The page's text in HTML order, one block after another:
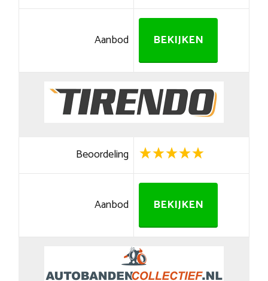
Aanbod BEKIJKEN
Beoordeling
Aanbod BEKIJKEN